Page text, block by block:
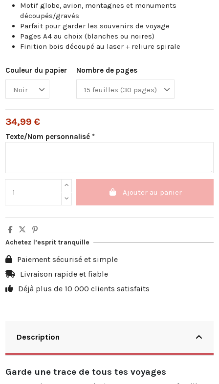
Motif globe, avion, montagnes et monuments
découpés/gravés
Parfait pour garder les souvenirs de voyage
Pages A4 au choix (blanches ou noires)
Finition bois découpé au laser + reliure spirale
Couleur du papier Nombre de pages
34,99 €
Texte/Nom personnalisé *
Ajouter au panier
Achetez l’esprit tranquille
Paiement sécurisé et simple
Livraison rapide et fiable
Déjà plus de 10 000 clients satisfaits
Description
Garde une trace de tous tes voyages